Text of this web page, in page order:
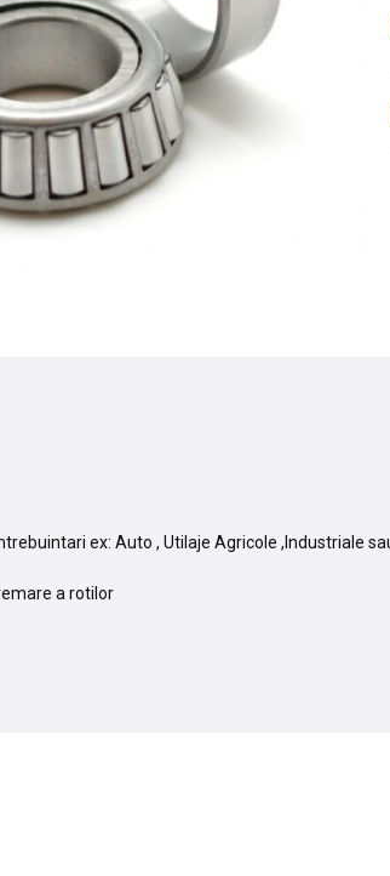
ex: Auto , Utilaje Agricole ,Industriale
a rotilor